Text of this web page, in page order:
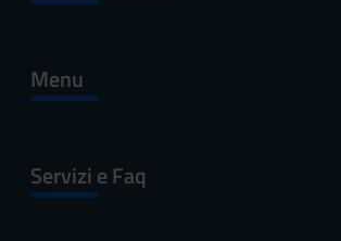
Menu
Servizi e Faq